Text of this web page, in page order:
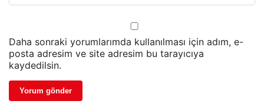
Daha sonraki yorumlarımda kullanılması için adım, e-
posta adresim ve site adresim bu tarayıcıya
kaydedilsin.